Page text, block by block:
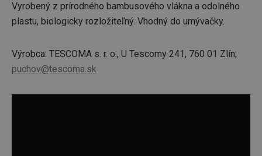
Vyrobený z prírodného bambusového vlákna a odolného
plastu, biologicky rozložiteľný. Vhodný do umývačky.
Výrobca: TESCOMA s. r. o., U Tescomy 241, 760 01 Zlín;
puchov@tescoma.sk